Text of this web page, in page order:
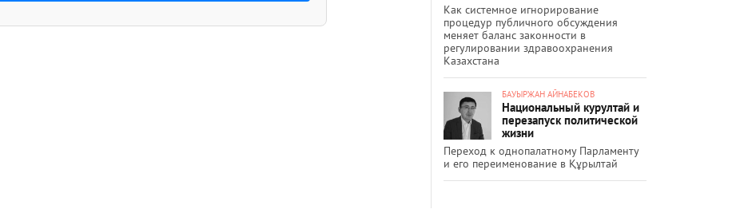
Как системное игнорирование
процедур публичного обсуждения
меняет баланс законности в
регулировании здравоохранения
Казахстана
БАУЫРЖАН АЙНАБЕКОВ
Национальный курултай и
перезапуск политической
жизни
Переход к однопалатному Парламенту
и его переименование в Құрылтай